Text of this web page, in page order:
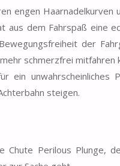
engen Haarnadelkurven
aus dem Fahrspaß eine
der
schmerzfrei mitfahren
ein unwahrscheinliches
steigen.
Perilous Plunge,